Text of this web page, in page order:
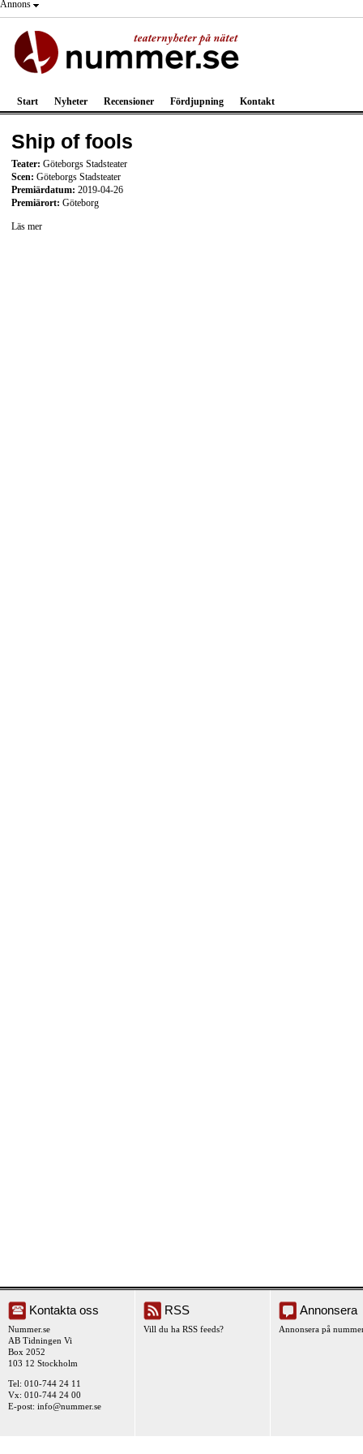
Annons
Start Nyheter Recensioner Fördjupning Kontakt
Ship of fools
Teater: Göteborgs Stadsteater
Scen: Göteborgs Stadsteater
Premiärdatum: 2019-04-26
Premiärort: Göteborg
Läs mer
Kontakta oss
Nummer.se
AB Tidningen Vi
Box 2052
103 12 Stockholm
Tel: 010-744 24 11
Vx: 010-744 24 00
E-post: info@nummer.se
RSS
Vill du ha RSS feeds?
Annonsera
Annonsera på